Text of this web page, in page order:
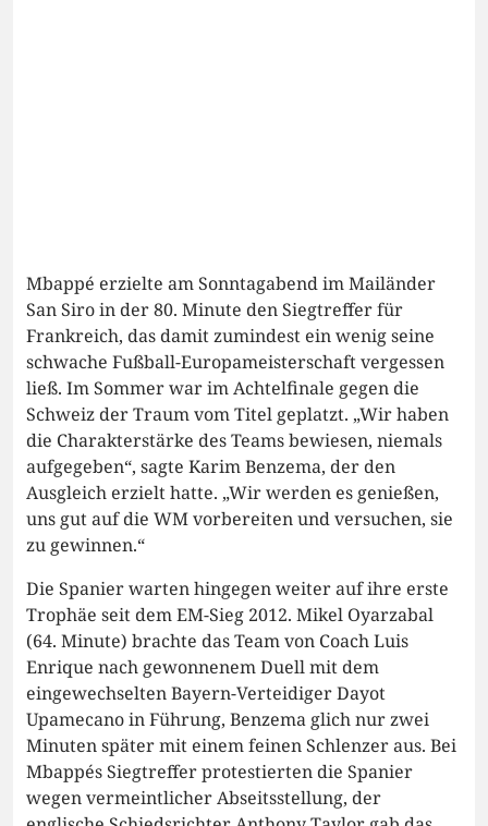
Mbappé erzielte am Sonntagabend im Mailänder
San Siro in der 80. Minute den Siegtreffer für
Frankreich, das damit zumindest ein wenig seine
schwache Fußball-Europameisterschaft vergessen
ließ. Im Sommer war im Achtelfinale gegen die
Schweiz der Traum vom Titel geplatzt. „Wir haben
die Charakterstärke des Teams bewiesen, niemals
aufgegeben“, sagte Karim Benzema, der den
Ausgleich erzielt hatte. „Wir werden es genießen,
uns gut auf die WM vorbereiten und versuchen, sie
zu gewinnen.“
Die Spanier warten hingegen weiter auf ihre erste
Trophäe seit dem EM-Sieg 2012. Mikel Oyarzabal
(64. Minute) brachte das Team von Coach Luis
Enrique nach gewonnenem Duell mit dem
eingewechselten Bayern-Verteidiger Dayot
Upamecano in Führung, Benzema glich nur zwei
Minuten später mit einem feinen Schlenzer aus. Bei
Mbappés Siegtreffer protestierten die Spanier
wegen vermeintlicher Abseitsstellung, der